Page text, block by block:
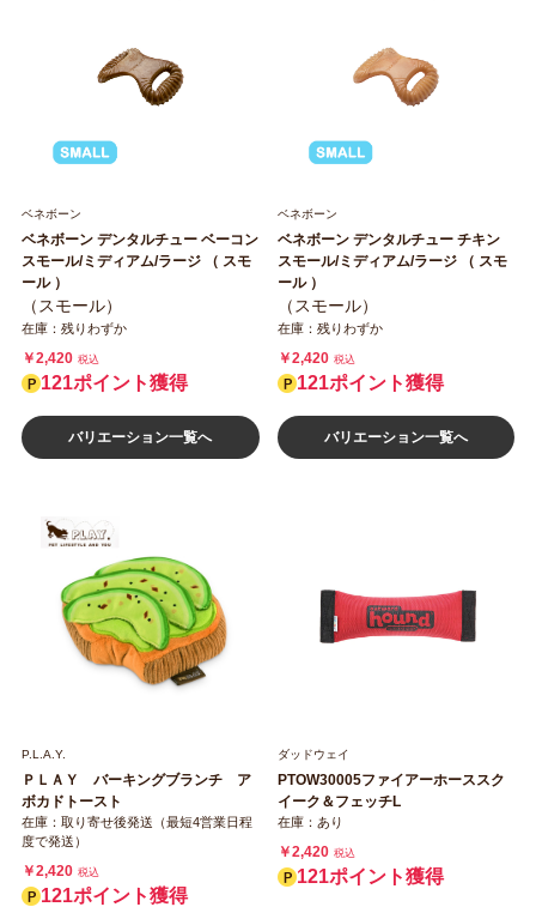
ベネボーン
ベネボーン デンタルチュー ベーコン
スモール/ミディアム/ラージ （ スモ
ール ）
（スモール）
在庫：残りわずか
￥2,420 税込
121ポイント獲得
バリエーション一覧へ
ベネボーン
ベネボーン デンタルチュー チキン
スモール/ミディアム/ラージ （ スモ
ール ）
（スモール）
在庫：残りわずか
￥2,420 税込
121ポイント獲得
バリエーション一覧へ
P.L.A.Y.
ＰＬＡＹ バーキングブランチ ア
ボカドトースト
在庫：取り寄せ後発送（最短4営業日程
度で発送）
￥2,420 税込
121ポイント獲得
ダッドウェイ
PTOW30005ファイアーホーススク
イーク＆フェッチL
在庫：あり
￥2,420 税込
121ポイント獲得